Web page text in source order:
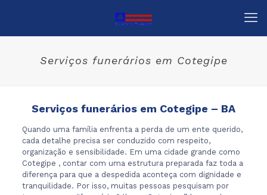
Serviços funerários em Cotegipe
Serviços funerários em Cotegipe – BA
Quando uma família enfrenta a perda de um ente querido,
cada detalhe precisa ser conduzido com respeito,
organização e sensibilidade. Em uma cidade grande como
Cotegipe , contar com uma estrutura preparada faz toda a
diferença para que a despedida aconteça com dignidade e
tranquilidade. Por isso, muitas pessoas pesquisam por